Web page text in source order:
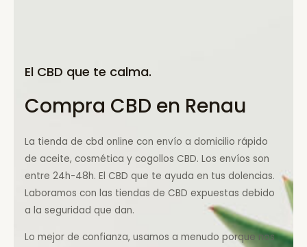
El CBD que te calma.
Compra CBD en Renau
La tienda de cbd online con envío a domicilio rápido
de aceite, cosmética y cogollos CBD. Los envíos son
entre 24h-48h. El CBD que te ayuda en tus dolencias.
Laboramos con las tiendas de CBD expuestas debido
a la seguridad que dan.
Lo mejor de confianza, usamos a menudo porque nos